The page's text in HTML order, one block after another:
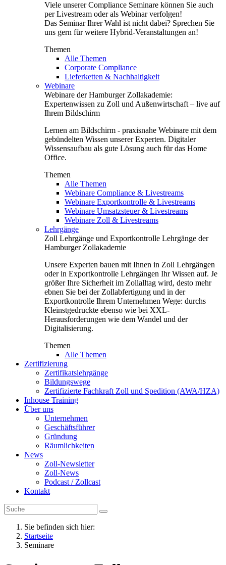
Viele unserer Compliance Seminare können Sie auch
per Livestream oder als Webinar verfolgen!
Das Seminar Ihrer Wahl ist nicht dabei? Sprechen Sie
uns gern für weitere Hybrid-Veranstaltungen an!
Themen
Alle Themen
Corporate Compliance
Lieferketten & Nachhaltigkeit
Webinare
Webinare der Hamburger Zollakademie:
Expertenwissen zu Zoll und Außenwirtschaft – live auf
Ihrem Bildschirm
Lernen am Bildschirm - praxisnahe Webinare mit dem
gebündelten Wissen unserer Experten. Digitaler
Wissensaufbau als gute Lösung auch für das Home
Office.
Themen
Alle Themen
Webinare Compliance & Livestreams
Webinare Exportkontrolle & Livestreams
Webinare Umsatzsteuer & Livestreams
Webinare Zoll & Livestreams
Lehrgänge
Zoll Lehrgänge und Exportkontrolle Lehrgänge der
Hamburger Zollakademie
Unsere Experten bauen mit Ihnen in Zoll Lehrgängen
oder in Exportkontrolle Lehrgängen Ihr Wissen auf. Je
größer Ihre Sicherheit im Zollalltag wird, desto mehr
ebnen Sie bei der Zollabfertigung und in der
Exportkontrolle Ihrem Unternehmen Wege: durchs
Kleinstgedruckte ebenso wie bei XXL-
Herausforderungen wie dem Wandel und der
Digitalisierung.
Themen
Alle Themen
Zertifizierung
Zertifikatslehrgänge
Bildungswege
Zertifizierte Fachkraft Zoll und Spedition (AWA/HZA)
Inhouse Training
Über uns
Unternehmen
Geschäftsführer
Gründung
Räumlichkeiten
News
Zoll-Newsletter
Zoll-News
Podcast / Zollcast
Kontakt
Sie befinden sich hier:
Startseite
Seminare